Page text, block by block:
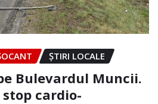
ȘTIRI LOCALE
Bulevardul Muncii.
cardio-